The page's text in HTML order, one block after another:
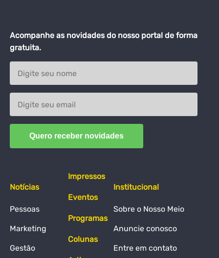
Acompanhe as novidades do nosso portal de forma
gratuita.
Notícias
Pessoas
Marketing
Gestão
Impressos
Eventos
Programas
Colunas
Institucional
Sobre o Nosso Meio
Anuncie conosco
Entre em contato